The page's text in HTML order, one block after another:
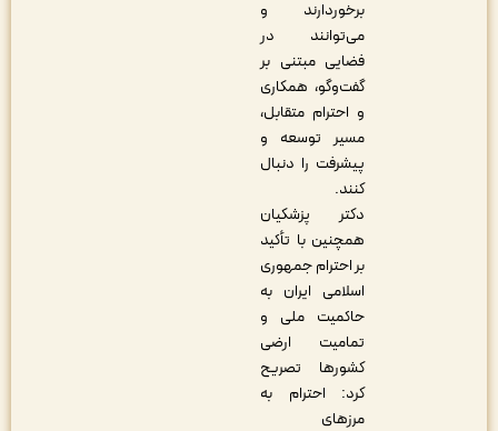
برخوردارند و
می‌توانند در
فضایی مبتنی بر
گفت‌وگو، همکاری
و احترام متقابل،
مسیر توسعه و
پیشرفت را دنبال
دکتر پزشکیان
همچنین با تأکید
بر احترام جمهوری
اسلامی ایران به
حاکمیت ملی و
تمامیت ارضی
کشورها تصریح
کرد: احترام به